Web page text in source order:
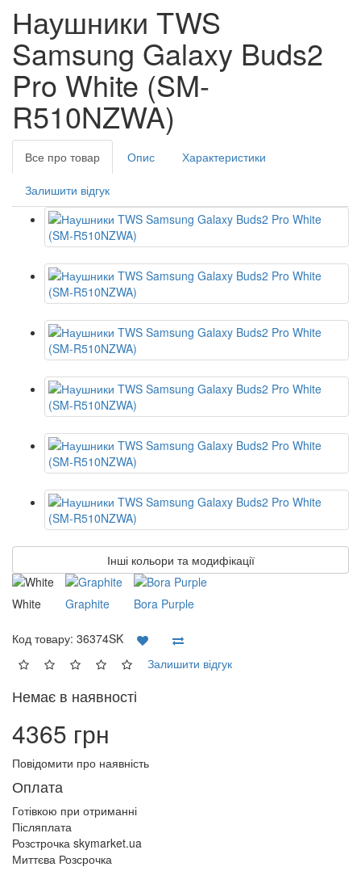
Наушники TWS
Samsung Galaxy Buds2
Pro White (SM-
R510NZWA)
Все про товар Опис Характеристики
Залишити відгук
Інші кольори та модифікації
White Graphite Bora Purple
Код товару: 36374SK
Залишити відгук
Немає в наявності
4365 грн
Повідомити про наявність
Оплата
Готівкою при отриманні
Післяплата
Розстрочка skymarket.ua
Миттєва Розсрочка